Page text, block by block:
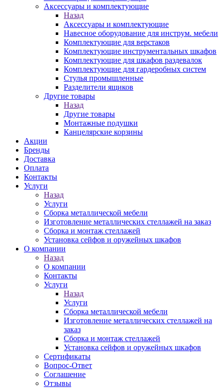
Аксессуары и комплектующие
Назад
Аксессуары и комплектующие
Навесное оборудование для инструм. мебели
Комплектующие для верстаков
Комплектующие инструментальных шкафов
Комплектующие для шкафов раздевалок
Комплектующие для гардеробных систем
Стулья промышленные
Разделители ящиков
Другие товары
Назад
Другие товары
Монтажные подушки
Канцелярские корзины
Акции
Бренды
Доставка
Оплата
Контакты
Услуги
Назад
Услуги
Сборка металлической мебели
Изготовление металлических стеллажей на заказ
Сборка и монтаж стеллажей
Установка сейфов и оружейных шкафов
О компании
Назад
О компании
Контакты
Услуги
Назад
Услуги
Сборка металлической мебели
Изготовление металлических стеллажей на
заказ
Сборка и монтаж стеллажей
Установка сейфов и оружейных шкафов
Сертификаты
Вопрос-Ответ
Соглашение
Отзывы